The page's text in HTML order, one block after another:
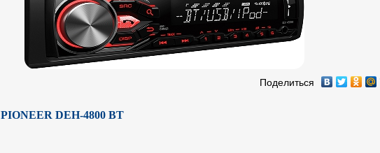
Поделиться
DEH-4800 BT